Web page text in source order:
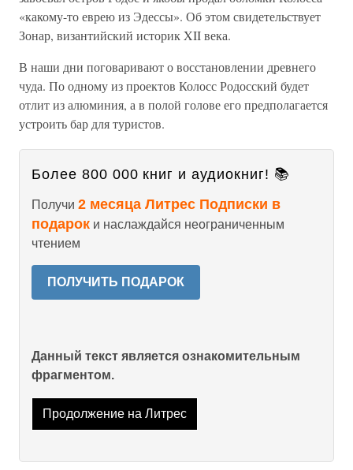
«какому-то еврею из Эдессы». Об этом свидетельствует
Зонар, византийский историк XII века.
В наши дни поговаривают о восстановлении древнего
чуда. По одному из проектов Колосс Родосский будет
отлит из алюминия, а в полой голове его предполагается
устроить бар для туристов.
Более 800 000 книг и аудиокниг! 📚
Получи 2 месяца Литрес Подписки в
подарок и наслаждайся неограниченным
чтением
ПОЛУЧИТЬ ПОДАРОК
Данный текст является ознакомительным
фрагментом.
Продолжение на Литрес